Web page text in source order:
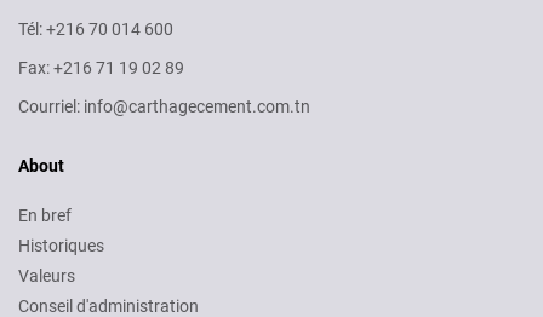
Tél: +216 70 014 600
Fax: +216 71 19 02 89
Courriel: info@carthagecement.com.tn
About
En bref
Historiques
Valeurs
Conseil d'administration